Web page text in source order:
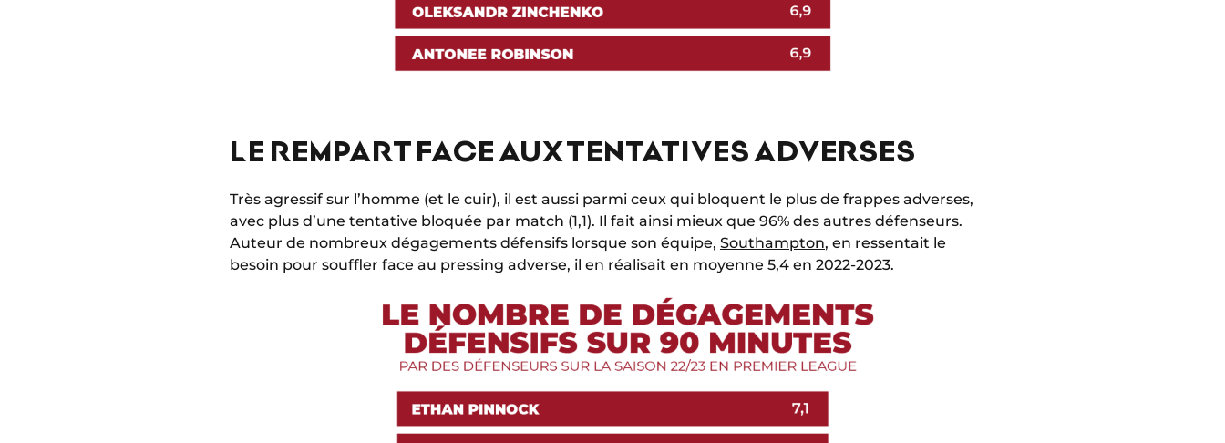
LE REMPART FACE AUX TENTATIVES ADVERSES
Très agressif sur l’homme (et le cuir), il est aussi parmi ceux qui bloquent le plus de frappes adverses,
avec plus d’une tentative bloquée par match (1,1). Il fait ainsi mieux que 96% des autres défenseurs.
Auteur de nombreux dégagements défensifs lorsque son équipe, Southampton, en ressentait le
besoin pour souffler face au pressing adverse, il en réalisait en moyenne 5,4 en 2022-2023.